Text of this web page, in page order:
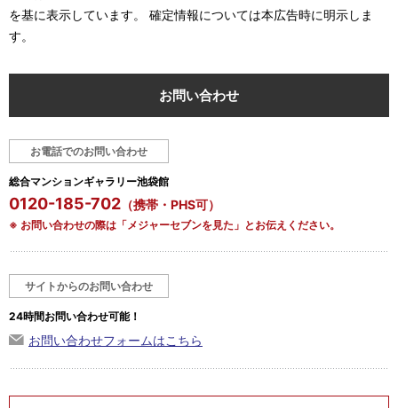
を基に表示しています。 確定情報については本広告時に明示しま
す。
お問い合わせ
お電話でのお問い合わせ
総合マンションギャラリー池袋館
0120-185-702 （携帯・PHS可）
※ お問い合わせの際は「メジャーセブンを見た」とお伝えください。
サイトからのお問い合わせ
24時間お問い合わせ可能！
お問い合わせフォームはこちら